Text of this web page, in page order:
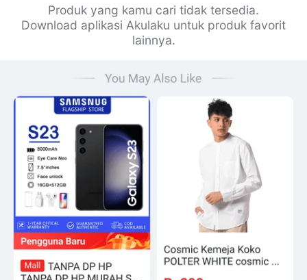
Produk yang kamu cari tidak tersedia.
Download aplikasi Akulaku untuk produk favorit
lainnya.